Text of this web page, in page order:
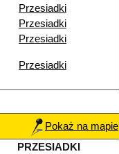
Przesiadki
Przesiadki
Przesiadki
Przesiadki
Pokaż na mapie
PRZESIADKI